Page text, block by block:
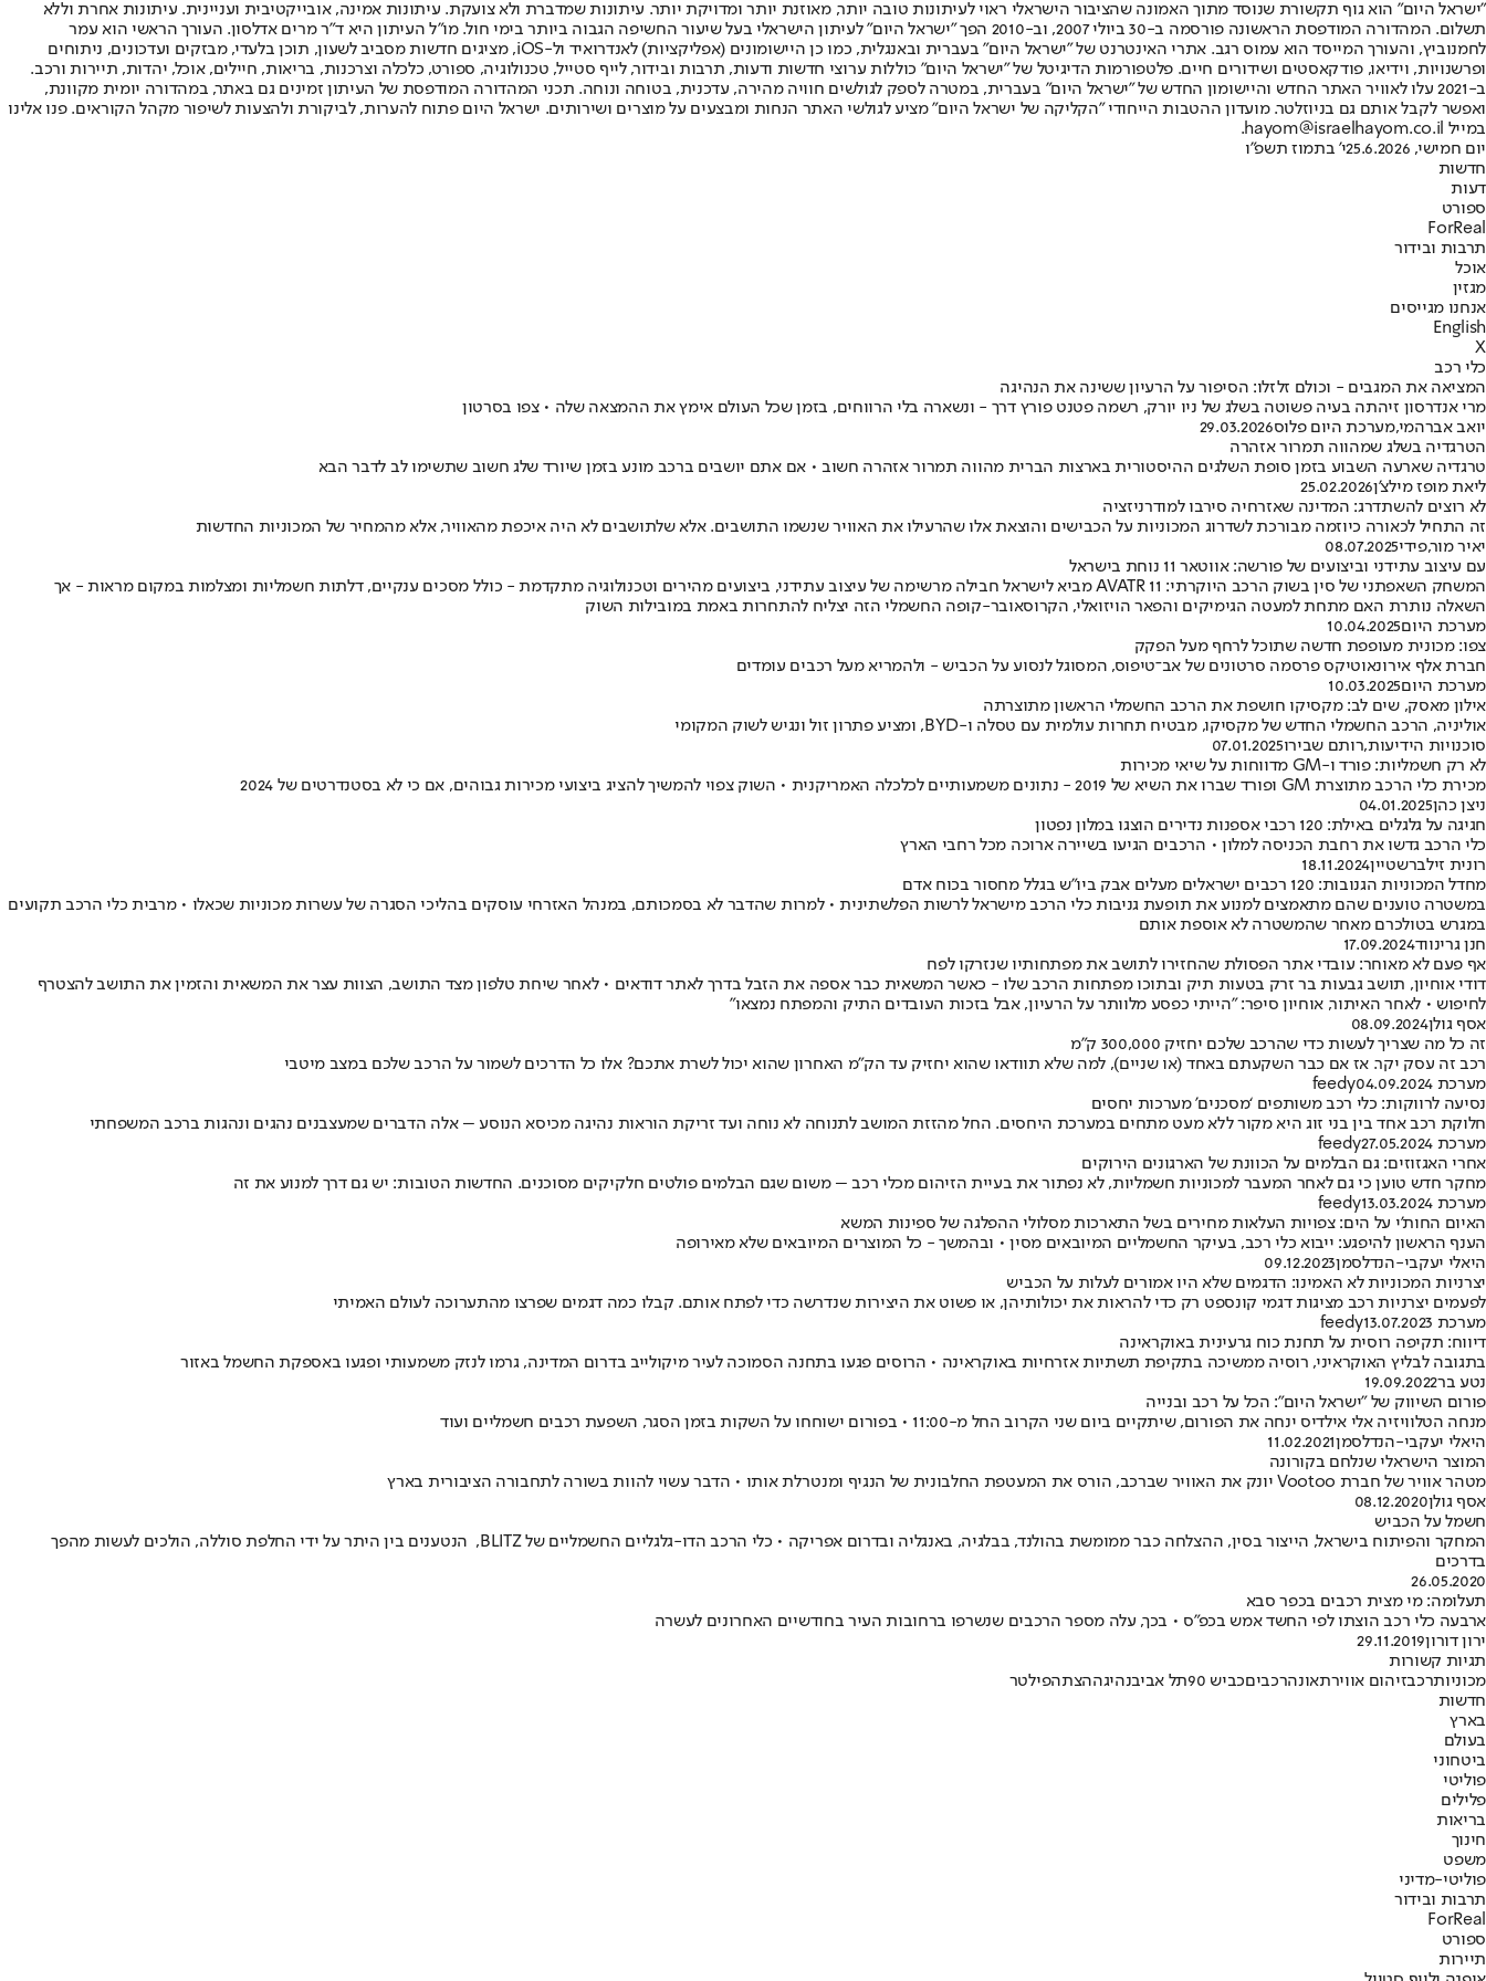
"ישראל היום" הוא גוף תקשורת שנוסד מתוך האמונה שהציבור הישראלי ראוי לעיתונות טובה יותר, מאוזנת יותר ומדויקת יותר. עיתונות שמדברת ולא צועקת. עיתונות אמינה, אובייקטיבית ועניינית. עיתונות אחרת וללא
תשלום. המהדורה המודפסת הראשונה פורסמה ב-30 ביולי 2007, וב-2010 הפך "ישראל היום" לעיתון הישראלי בעל שיעור החשיפה הגבוה ביותר בימי חול. מו"ל העיתון היא ד"ר מרים אדלסון. העורך הראשי הוא עמר
לחמנוביץ, והעורך המייסד הוא עמוס רגב. אתרי האינטרנט של "ישראל היום" בעברית ובאנגלית, כמו כן היישומונים (אפליקציות) לאנדרואיד ול-iOS, מציגים חדשות מסביב לשעון, תוכן בלעדי, מבזקים ועדכונים, ניתוחים
ופרשנויות, וידיאו, פודקאסטים ושידורים חיים. פלטפורמות הדיגיטל של "ישראל היום" כוללות ערוצי חדשות ודעות, תרבות ובידור, לייף סטייל, טכנולוגיה, ספורט, כלכלה וצרכנות, בריאות, חיילים, אוכל, יהדות, תיירות ורכב.
ב-2021 עלו לאוויר האתר החדש והיישומון החדש של "ישראל היום" בעברית, במטרה לספק לגולשים חוויה מהירה, עדכנית, בטוחה ונוחה. תכני המהדורה המודפסת של העיתון זמינים גם באתר, במהדורה יומית מקוונת,
ואפשר לקבל אותם גם בניוזלטר. מועדון ההטבות הייחודי "הקליקה של ישראל היום" מציע לגולשי האתר הנחות ומבצעים על מוצרים ושירותים. ישראל היום פתוח להערות, לביקורת ולהצעות לשיפור מקהל הקוראים. פנו אלינו
במייל hayom@israelhayom.co.il.
יום חמישי, 25.6.2026
י' בתמוז תשפ"ו
חדשות
דעות
ספורט
ForReal
תרבות ובידור
אוכל
מגזין
אנחנו מגייסים
English
X
כלי רכב
המציאה את המגבים - וכולם זלזלו: הסיפור על הרעיון ששינה את הנהיגה
מרי אנדרסון זיהתה בעיה פשוטה בשלג של ניו יורק, רשמה פטנט פורץ דרך - ונשארה בלי הרווחים, בזמן שכל העולם אימץ את ההמצאה שלה • צפו בסרטון
יואב אברהמי,מערכת היום פלוס29.03.2026
הטרגדיה בשלג שמהווה תמרור אזהרה
טרגדיה שארעה השבוע בזמן סופת השלגים ההיסטורית בארצות הברית מהווה תמרור אזהרה חשוב • אם אתם יושבים ברכב מונע בזמן שיורד שלג חשוב שתשימו לב לדבר הבא
ליאת מופז מילצ'ן25.02.2026
לא רוצים להשתדרג: המדינה שאזרחיה סירבו למודרניזציה
זה התחיל לכאורה כיוזמה מבורכת לשדרוג המכוניות על הכבישים והוצאת אלו שהרעילו את האוויר שנשמו התושבים. אלא שלתושבים לא היה איכפת מהאוויר, אלא מהמחיר של המכוניות החדשות
יאיר מור,פידי08.07.2025
עם עיצוב עתידני וביצועים של פורשה: אווטאר 11 נוחת בישראל
המשחק השאפתני של סין בשוק הרכב היוקרתי: AVATR 11 מביא לישראל חבילה מרשימה של עיצוב עתידני, ביצועים מהירים וטכנולוגיה מתקדמת - כולל מסכים ענקיים, דלתות חשמליות ומצלמות במקום מראות - אך
השאלה נותרת האם מתחת למעטה הגימיקים והפאר הויזואלי, הקרוסאובר-קופה החשמלי הזה יצליח להתחרות באמת במובילות השוק
מערכת היום10.04.2025
צפו: מכונית מעופפת חדשה שתוכל לרחף מעל הפקק
חברת אלף אירונאוטיקס פרסמה סרטונים של אב־טיפוס, המסוגל לנסוע על הכביש - ולהמריא מעל רכבים עומדים
מערכת היום10.03.2025
אילון מאסק, שים לב: מקסיקו חושפת את הרכב החשמלי הראשון מתוצרתה
אוליניה, הרכב החשמלי החדש של מקסיקו, מבטיח תחרות עולמית עם טסלה ו-BYD, ומציע פתרון זול ונגיש לשוק המקומי
סוכנויות הידיעות,רותם שבירו07.01.2025
לא רק חשמליות: פורד ו-GM מדווחות על שיאי מכירות
מכירת כלי הרכב מתוצרת GM ופורד שברו את השיא של 2019 - נתונים משמעותיים לכלכלה האמריקנית • השוק צפוי להמשיך להציג ביצועי מכירות גבוהים, אם כי לא בסטנדרטים של 2024
ניצן כהן04.01.2025
חגיגה על גלגלים באילת: 120 רכבי אספנות נדירים הוצגו במלון נפטון
כלי הרכב גדשו את רחבת הכניסה למלון • הרכבים הגיעו בשיירה ארוכה מכל רחבי הארץ
רונית זילברשטיין18.11.2024
מחדל המכוניות הגנובות: 120 רכבים ישראלים מעלים אבק ביו"ש בגלל מחסור בכוח אדם
במשטרה טוענים שהם מתאמצים למנוע את תופעת גניבות כלי הרכב מישראל לרשות הפלשתינית • למרות שהדבר לא בסמכותם, במנהל האזרחי עוסקים בהליכי הסגרה של עשרות מכוניות שכאלו • מרבית כלי הרכב תקועים
במגרש בטולכרם מאחר שהמשטרה לא אוספת אותם
חנן גרינווד17.09.2024
אף פעם לא מאוחר: עובדי אתר הפסולת שהחזירו לתושב את מפתחותיו שנזרקו לפח
דודי אוחיון, תושב גבעות בר זרק בטעות תיק ובתוכו מפתחות הרכב שלו - כאשר המשאית כבר אספה את הזבל בדרך לאתר דודאים • לאחר שיחת טלפון מצד התושב, הצוות עצר את המשאית והזמין את התושב להצטרף
לחיפוש • לאחר האיתור, אוחיון סיפר: "הייתי כפסע מלוותר על הרעיון, אבל בזכות העובדים התיק והמפתח נמצאו"
אסף גולן08.09.2024
זה כל מה שצריך לעשות כדי שהרכב שלכם יחזיק 300,000 ק"מ
רכב זה עסק יקר. אז אם כבר השקעתם באחד (או שניים), למה שלא תוודאו שהוא יחזיק עד הק"מ האחרון שהוא יכול לשרת אתכם? אלו כל הדרכים לשמור על הרכב שלכם במצב מיטבי
מערכת feedy04.09.2024
נסיעה לרווקות: כלי רכב משותפים ‘מסכנים’ מערכות יחסים
חלוקת רכב אחד בין בני זוג היא מקור ללא מעט מתחים במערכת היחסים. החל מהזזת המושב לתנוחה לא נוחה ועד זריקת הוראות נהיגה מכיסא הנוסע – אלה הדברים שמעצבנים נהגים ונהגות ברכב המשפחתי
מערכת feedy27.05.2024
אחרי האגזוזים: גם הבלמים על הכוונת של הארגונים הירוקים
מחקר חדש טוען כי גם לאחר המעבר למכוניות חשמליות, לא נפתור את בעיית הזיהום מכלי רכב – משום שגם הבלמים פולטים חלקיקים מסוכנים. החדשות הטובות: יש גם דרך למנוע את זה
מערכת feedy13.03.2024
האיום החות'י על הים: צפויות העלאות מחירים בשל התארכות מסלולי ההפלגה של ספינות המשא
הענף הראשון להיפגע: ייבוא כלי רכב, בעיקר החשמליים המיובאים מסין • ובהמשך - כל המוצרים המיובאים שלא מאירופה
היאלי יעקבי-הנדלסמן09.12.2023
יצרניות המכוניות לא האמינו: הדגמים שלא היו אמורים לעלות על הכביש
לפעמים יצרניות רכב מציגות דגמי קונספט רק כדי להראות את יכולותיהן, או פשוט את היצירות שנדרשה כדי לפתח אותם. קבלו כמה דגמים שפרצו מהתערוכה לעולם האמיתי
מערכת feedy 13.07.2023
דיווח: תקיפה רוסית על תחנת כוח גרעינית באוקראינה
בתגובה לבליץ האוקראיני, רוסיה ממשיכה בתקיפת תשתיות אזרחיות באוקראינה • הרוסים פגעו בתחנה הסמוכה לעיר מיקולייב בדרום המדינה, גרמו לנזק משמעותי ופגעו באספקת החשמל באזור
נטע בר19.09.2022
פורום השיווק של "ישראל היום": הכל על רכב ובנייה
מנחה הטלוויזיה אלי אילדיס ינחה את הפורום, שיתקיים ביום שני הקרוב החל מ-11:00 • בפורום ישוחחו על השקות בזמן הסגר, השפעת רכבים חשמליים ועוד
היאלי יעקבי-הנדלסמן11.02.2021
המוצר הישראלי שנלחם בקורונה
מטהר אוויר של חברת Vootoo יונק את האוויר שברכב, הורס את המעטפת החלבונית של הנגיף ומנטרלת אותו • הדבר עשוי להוות בשורה לתחבורה הציבורית בארץ
אסף גולן08.12.2020
חשמל על הכביש
המחקר והפיתוח בישראל, הייצור בסין, ההצלחה כבר ממומשת בהולנד, בבלגיה, באנגליה ובדרום אפריקה • כלי הרכב הדו-גלגליים החשמליים של ‭ ,BLITZ‬ הנטענים בין היתר על ידי החלפת סוללה, הולכים לעשות מהפך
בדרכים
26.05.2020
תעלומה: מי מצית רכבים בכפר סבא
ארבעה כלי רכב הוצתו לפי החשד אמש בכפ"ס • בכך, עלה מספר הרכבים שנשרפו ברחובות העיר בחודשיים האחרונים לעשרה
ירון דורון29.11.2019
תגיות קשורות
מכוניותרכבזיהום אווירתאונהרכביםכביש 90 תל אביבנהיגההצתהפילטר
חדשות
בארץ
בעולם
ביטחוני
פוליטי
פלילים
בריאות
חינוך
משפט
פוליטי-מדיני
תרבות ובידור
ForReal
ספורט
תיירות